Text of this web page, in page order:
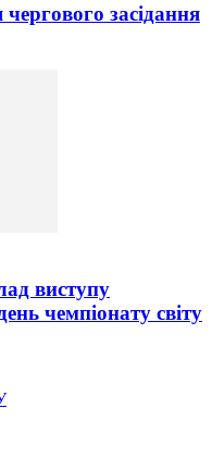
засідання
виступу
чемпіонату світу